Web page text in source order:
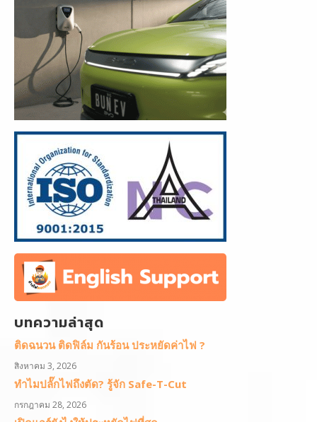
บทความล่าสุด
ติดฉนวน ติดฟิล์ม กันร้อน ประหยัดค่าไฟ ?
สิงหาคม 3, 2026
ทำไมปลั๊กไฟถึงตัด? รู้จัก Safe-T-Cut
กรกฎาคม 28, 2026